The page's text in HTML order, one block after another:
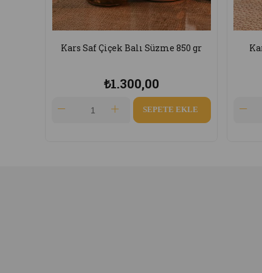
Kars Çiçek Balı Süzme 850 GR
₺750,00
SEPETE EKLE